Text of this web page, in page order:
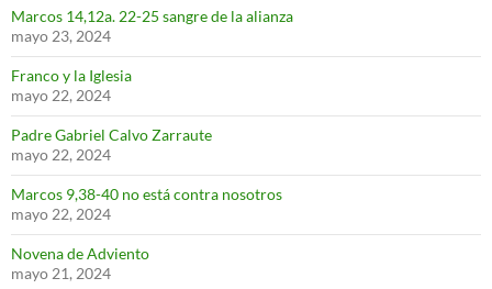
Marcos 14,12a. 22-25 sangre de la alianza
mayo 23, 2024
Franco y la Iglesia
mayo 22, 2024
Padre Gabriel Calvo Zarraute
mayo 22, 2024
Marcos 9,38-40 no está contra nosotros
mayo 22, 2024
Novena de Adviento
mayo 21, 2024